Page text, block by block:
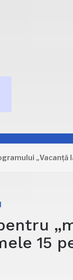
„Vacanță la
15